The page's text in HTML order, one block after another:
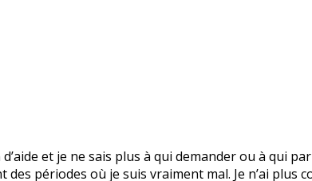
et je ne sais plus à qui demander ou à qui
périodes où je suis vraiment mal. Je n’ai plus